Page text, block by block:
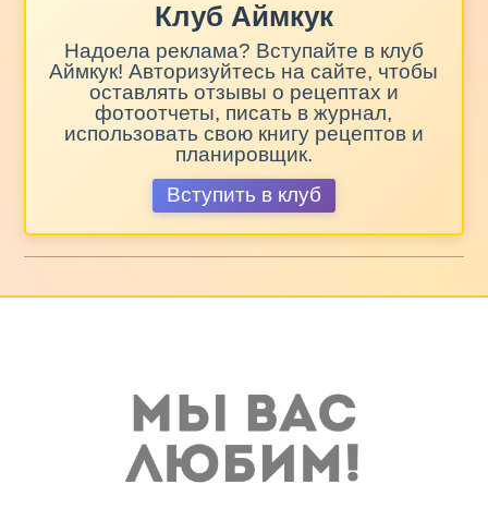
Клуб Аймкук
Надоела реклама? Вступайте в клуб
Аймкук! Авторизуйтесь на сайте, чтобы
оставлять отзывы о рецептах и
фотоотчеты, писать в журнал,
использовать свою книгу рецептов и
планировщик.
Вступить в клуб